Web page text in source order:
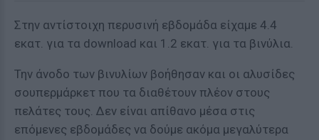
Στην αντίστοιχη περυσινή εβδομάδα είχαμε 4.4
εκατ. για τα download και 1.2 εκατ. για τα βινύλια.
Την άνοδο των βινυλίων βοήθησαν και οι αλυσίδες
σουπερμάρκετ που τα διαθέτουν πλέον στους
πελάτες τους. Δεν είναι απίθανο μέσα στις
επόμενες εβδομάδες να δούμε ακόμα μεγαλύτερα